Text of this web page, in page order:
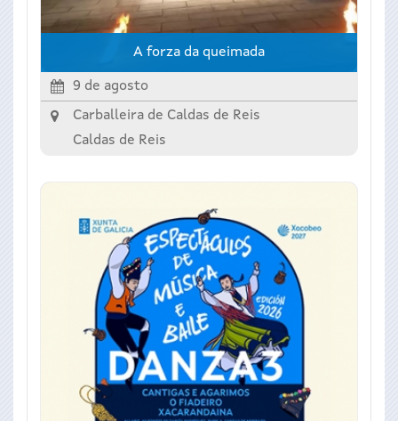
A forza da queimada
9 de agosto
Carballeira de Caldas de Reis
Caldas de Reis